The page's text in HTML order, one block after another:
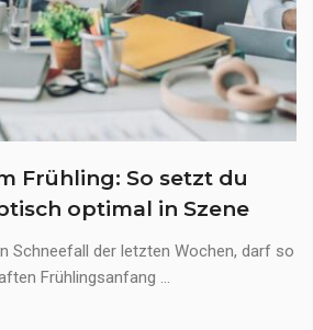
Frühling: So setzt du
optimal in Szene
Schneefall der letzten Wochen, darf so
Frühlingsanfang ...